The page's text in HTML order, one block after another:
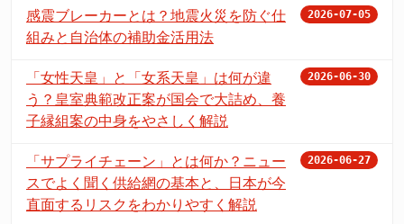
感震ブレーカーとは？地震火災を防ぐ仕
組みと自治体の補助金活用法
2026-07-05
「女性天皇」と「女系天皇」は何が違
う？皇室典範改正案が国会で大詰め、養
子縁組案の中身をやさしく解説
2026-06-30
「サプライチェーン」とは何か？ニュー
スでよく聞く供給網の基本と、日本が今
直面するリスクをわかりやすく解説
2026-06-27